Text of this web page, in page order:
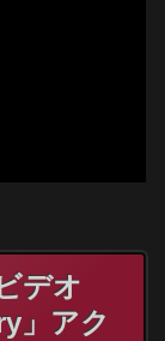
デオ
」アク